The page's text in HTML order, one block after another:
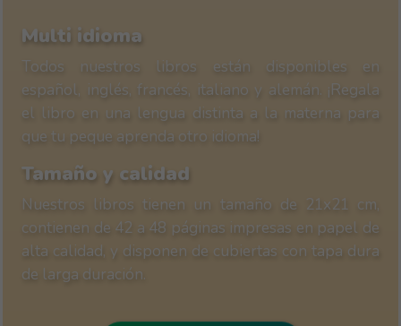
Multi idioma
Todos nuestros libros están disponibles en
español, inglés, francés, italiano y alemán. ¡Regala
el libro en una lengua distinta a la materna para
que tu peque aprenda otro idioma!
Tamaño y calidad
Nuestros libros tienen un tamaño de 21x21 cm,
contienen de 42 a 48 páginas impresas en papel de
alta calidad, y disponen de cubiertas con tapa dura
de larga duración.